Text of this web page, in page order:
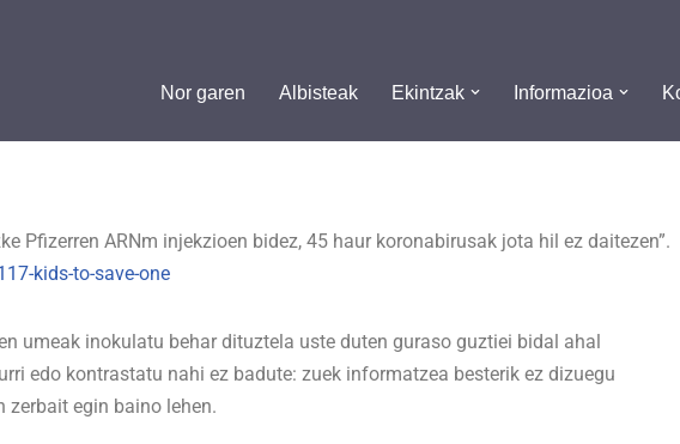
Nor garen Albisteak Ekintzak Informazioa
Pfizerren ARNm injekzioen bidez, 45 haur koronabirusak jota hil ez daitezen”.
kids-to-save-one
umeak inokulatu behar dituztela uste duten guraso guztiei bidal ahal
edo kontrastatu nahi ez badute: zuek informatzea besterik ez dizuegu
zerbait egin baino lehen.